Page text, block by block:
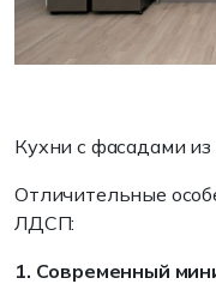
Кухни с фасадами
Отличительные
ЛДСП:
1. Современный